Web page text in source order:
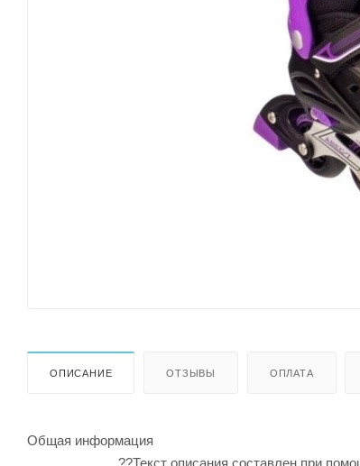
ОПИСАНИЕ ОТЗЫВЫ ОПЛАТА
Общая информация
??Текст описания составлен при